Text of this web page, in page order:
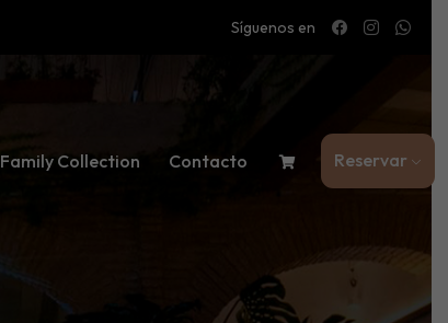
Síguenos en
Collection Contacto Reservar